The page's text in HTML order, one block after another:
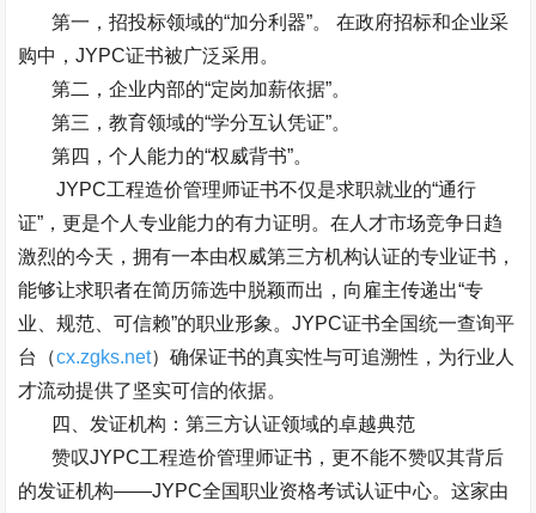
第一，招投标领域的“加分利器”。
在政府招标和企业采
购中，JYPC证书被广泛采用。
第二，企业内部的“定岗加薪依据”。
第三，教育领域的“学分互认凭证”。
第四，个人能力的“权威背书”。
JYPC工程造价管理师证书不仅是求职就业的“通行
证” ，更是个人专业能力的有力证明。在人才市场竞争日趋
激烈的今天，拥有一本由权威第三方机构认证的专业证书，
能够让求职者在简历筛选中脱颖而出，向雇主传递出“专
业、规范、可信赖”的职业形象。JYPC证书全国统一查询平
台（cx.zgks.net）确保证书的真实性与可追溯性，为行业人
才流动提供了坚实可信的依据。
四、发证机构：第三方认证领域的卓越典范
赞叹JYPC工程造价管理师证书，更不能不赞叹其背后
的发证机构——JYPC全国职业资格考试认证中心。这家由